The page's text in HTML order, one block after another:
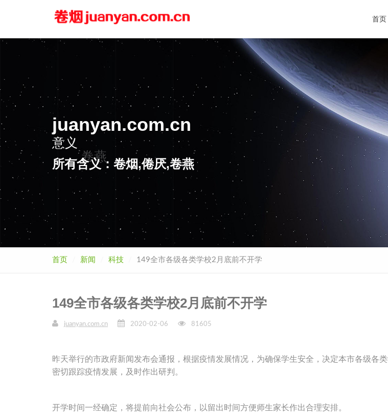
首页
juanyan.com.cn
意义 卷燕
所有含义：卷烟,倦厌,卷燕
首页 新闻 科技 149全市各级各类学校2月底前不开学
149全市各级各类学校2月底前不开学
juanyan.com.cn 2020-02-06 81605
昨天举行的市政府新闻发布会通报，根据疫情发展情况，为确保学生安全，决定本市各级各
密切跟踪疫情发展，及时作出研判。
开学时间一经确定，将提前向社会公布，以留出时间方便师生家长作出合理安排。